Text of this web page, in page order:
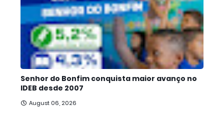
Senhor do Bonfim conquista maior avanço no
IDEB desde 2007
August 06, 2026